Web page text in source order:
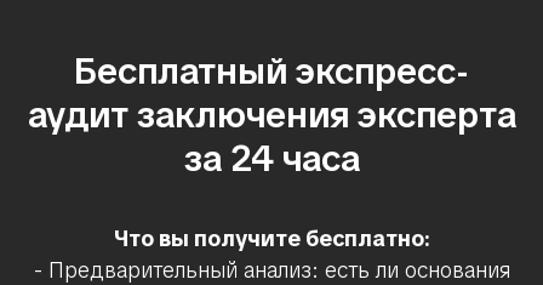
Бесплатный экспресс-
аудит заключения эксперта
за 24 часа
Что вы получите бесплатно:
- Предварительный анализ: есть ли основания